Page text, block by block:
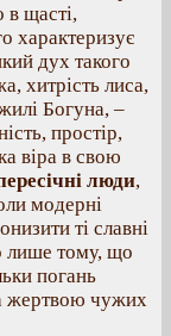
в щасті,
характеризує
дух такого
хитрість лиса,
Богуна, –
простір,
віра в свою
люди,
модерні
ті славні
лише тому, що
погань
жертвою чужих